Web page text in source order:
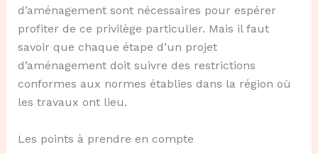
d’aménagement sont nécessaires pour espérer
profiter de ce privilège particulier. Mais il faut
savoir que chaque étape d’un projet
d’aménagement doit suivre des restrictions
conformes aux normes établies dans la région où
les travaux ont lieu.
Les points à prendre en compte